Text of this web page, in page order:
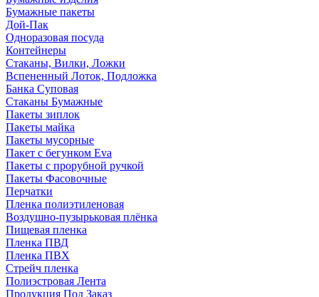
Бумажные пакеты
Дой-Пак
Одноразовая посуда
Контейнеры
Стаканы, Вилки, Ложки
Вспененный Лоток, Подложка
Банка Суповая
Стаканы Бумажные
Пакеты зиплок
Пакеты майка
Пакеты мусорные
Пакет с бегунком Eva
Пакеты с прорубной ручкой
Пакеты Фасовочные
Перчатки
Пленка полиэтиленовая
Воздушно-пузырьковая плёнка
Пищевая пленка
Пленка ПВД
Пленка ПВХ
Стрейч пленка
Полиэстровая Лента
Продукция Под Заказ